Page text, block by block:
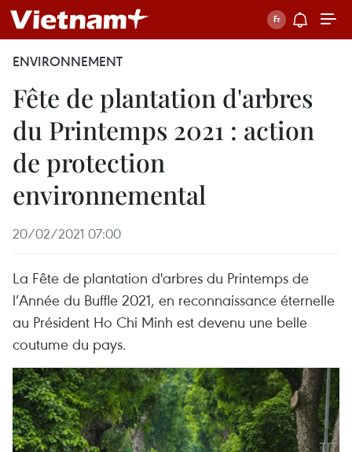
ENVIRONNEMENT
Fête de plantation d'arbres
du Printemps 2021 : action
de protection
environnemental
20/02/2021 07:00
La Fête de plantation d'arbres du Printemps de
l’Année du Buffle 2021, en reconnaissance éternelle
au Président Ho Chi Minh est devenu une belle
coutume du pays.